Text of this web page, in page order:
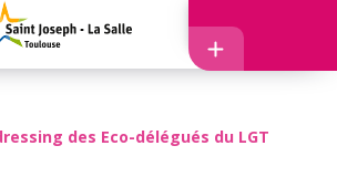
Accueil
des Eco-délégués du LGT